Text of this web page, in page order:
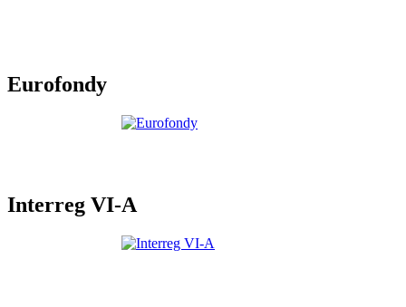
Eurofondy
Interreg VI-A